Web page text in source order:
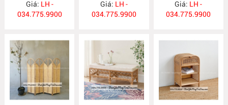
Giá: LH -
034.775.9900
Giá: LH -
034.775.9900
Giá: LH -
034.775.9900